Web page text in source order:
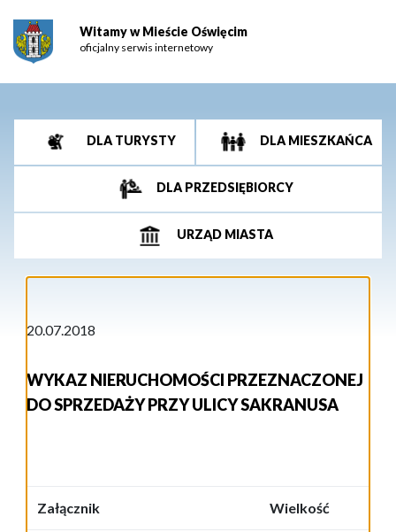
Witamy w Mieście Oświęcim
oficjalny serwis internetowy
DLA TURYSTY DLA MIESZKAŃCA
DLA PRZEDSIĘBIORCY
URZĄD MIASTA
20.07.2018
WYKAZ NIERUCHOMOŚCI PRZEZNACZONEJ
DO SPRZEDAŻY PRZY ULICY SAKRANUSA
Załącznik Wielkość